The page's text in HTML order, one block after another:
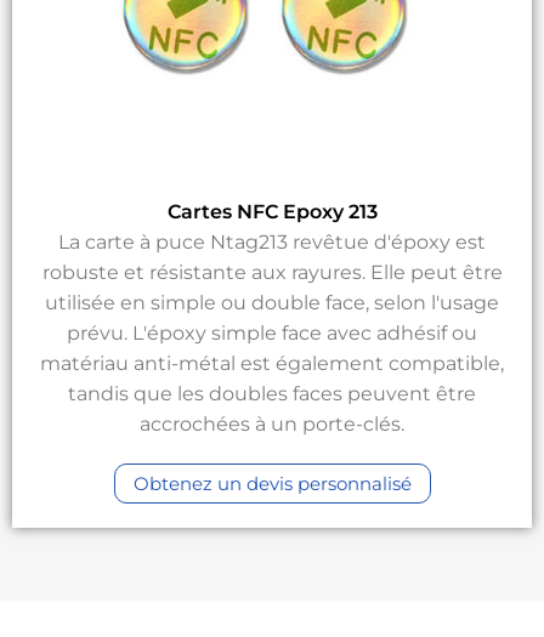
Cartes NFC Epoxy 213
La carte à puce Ntag213 revêtue d'époxy est
robuste et résistante aux rayures. Elle peut être
utilisée en simple ou double face, selon l'usage
prévu. L'époxy simple face avec adhésif ou
matériau anti-métal est également compatible,
tandis que les doubles faces peuvent être
accrochées à un porte-clés.
Obtenez un devis personnalisé